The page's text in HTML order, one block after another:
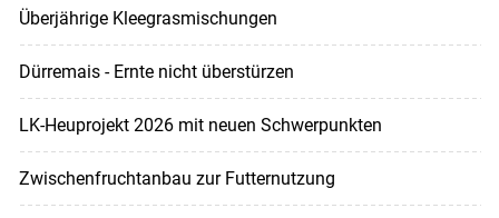
Überjährige Kleegrasmischungen
Dürremais - Ernte nicht überstürzen
LK-Heuprojekt 2026 mit neuen Schwerpunkten
Zwischenfruchtanbau zur Futternutzung